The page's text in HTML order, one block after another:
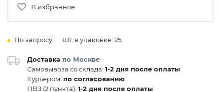
В избранное
По запросу Шт. в упаковке: 25
Доставка по Москве
Самовывоза со склада: 1-2 дня после оплаты
Курьером: по согласованию
ПВЗ (2 пункта): 1-2 дня после оплаты